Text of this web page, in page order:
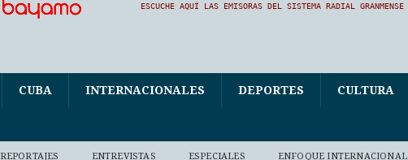
ESCUCHE AQUÍ LAS EMISORAS DEL SISTEMA RADIAL GRANMENSE
CUBA INTERNACIONALES DEPORTES CULTURA
REPORTAJES ENTREVISTAS ESPECIALES ENFOQUE INTERNACIONAL